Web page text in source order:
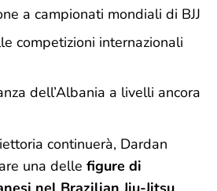
a campionati mondiali di BJJ
competizioni internazionali
dell’Albania a livelli ancora
continuerà, Dardan
una delle figure di